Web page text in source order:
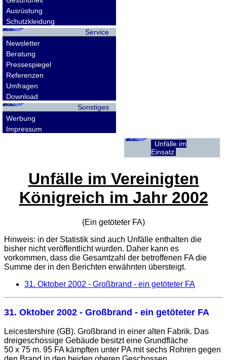
Ausrüstung
Schutzkleidung
Service
Newsletter
Beratung
Pressespiegel
Referenzen
Umfragen
Download
Sonstiges
Werbung
Impressum
Unfälle im
Einsatz
Unfälle im Vereinigten
Königreich im Jahr 2002
(Ein getöteter FA)
Hinweis: in der Statistik sind auch Unfälle enthalten die
bisher nicht veröffentlicht wurden. Daher kann es
vorkommen, dass die Gesamtzahl der betroffenen FAdie
Summe der in den Berichten erwähnten übersteigt.
31. Oktober 2002 - Großbrand - ein getöteter FA
31. Oktober 2002 - Großbrand - ein getöteter FA
Leicestershire (GB). Großbrand in einer alten Fabrik. Das
dreigeschossige Gebäude besitzt eine Grundfläche
50 x 75 m. 95 FA kämpften unter PA mit sechs Rohren gegen